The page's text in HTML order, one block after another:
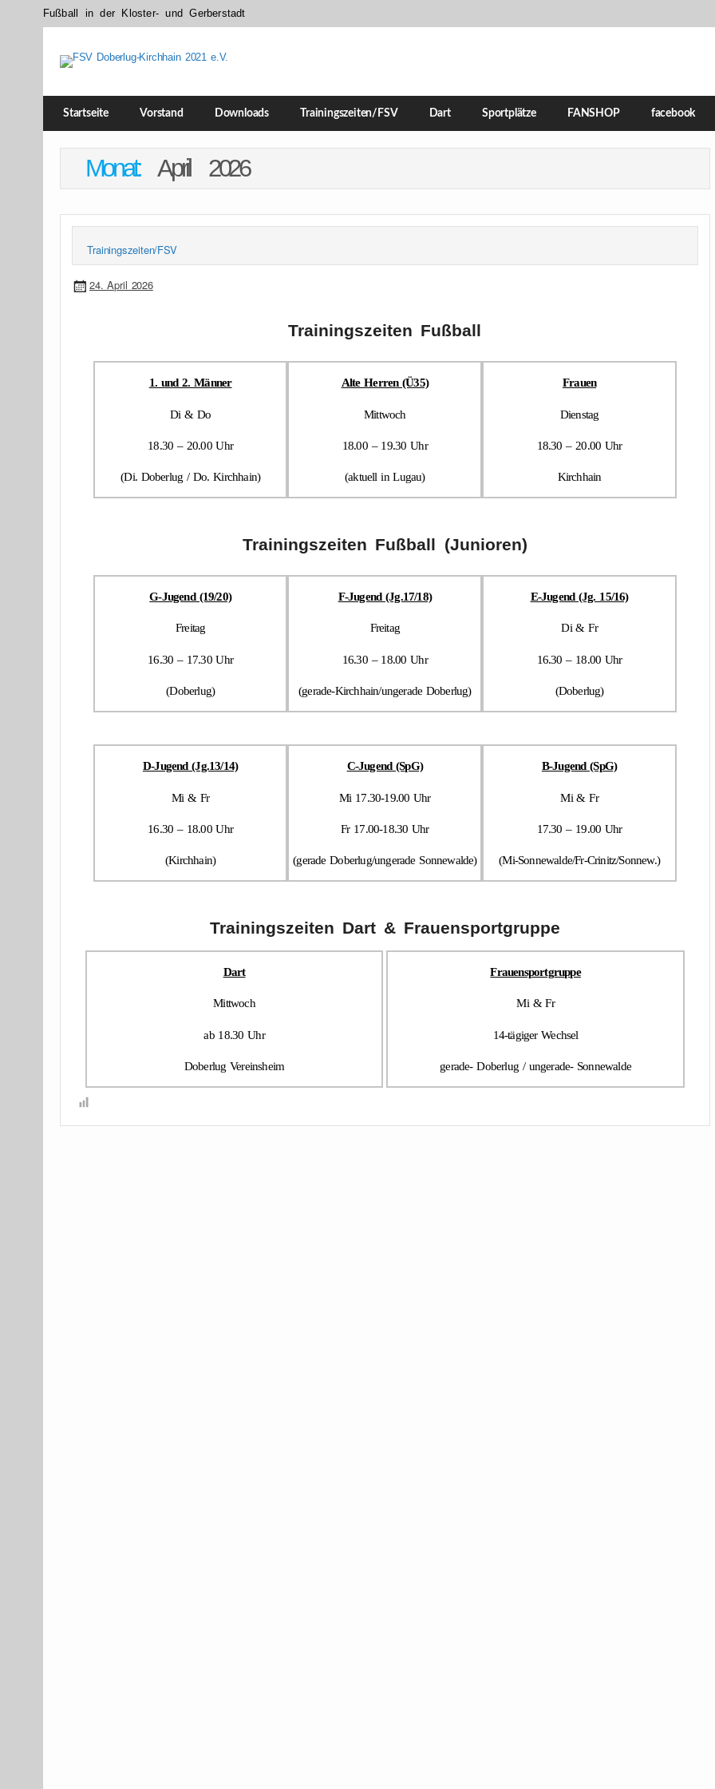
Fußball in der Kloster- und Gerberstadt
FSV Doberlug-Kirchhain 2021 e.V.
Startseite Vorstand Downloads Trainingszeiten/FSV Dart Sportplätze FANSHOP facebook
Monat:April 2026
Trainingszeiten/FSV
24. April 2026
Trainingszeiten Fußball
1. und 2. Männer
Di & Do
18.30 – 20.00 Uhr
(Di. Doberlug / Do. Kirchhain)
Alte Herren (Ü35)
Mittwoch
18.00 – 19.30 Uhr
(aktuell in Lugau)
Frauen
Dienstag
18.30 – 20.00 Uhr
Kirchhain
Trainingszeiten Fußball (Junioren)
G-Jugend (19/20)
Freitag
16.30 – 17.30 Uhr
(Doberlug)
F-Jugend (Jg.17/18)
Freitag
16.30 – 18.00 Uhr
(gerade-Kirchhain/ungerade Doberlug)
E-Jugend (Jg. 15/16)
Di & Fr
16.30 – 18.00 Uhr
(Doberlug)
D-Jugend (Jg.13/14)
Mi & Fr
16.30 – 18.00 Uhr
(Kirchhain)
C-Jugend (SpG)
Mi 17.30-19.00 Uhr
Fr 17.00-18.30 Uhr
(gerade Doberlug/ungerade Sonnewalde)
B-Jugend (SpG)
Mi & Fr
17.30 – 19.00 Uhr
(Mi-Sonnewalde/Fr-Crinitz/Sonnew.)
Trainingszeiten Dart & Frauensportgruppe
Dart
Mittwoch
ab 18.30 Uhr
Doberlug Vereinsheim
Frauensportgruppe
Mi & Fr
14-tägiger Wechsel
gerade- Doberlug / ungerade- Sonnewalde